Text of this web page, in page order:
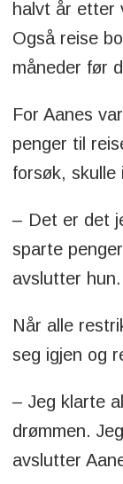
halvt år etter
Også reise
måneder før
For Aanes
penger til
forsøk, skulle
– Det er det
sparte
avslutter hun.
Når alle
seg igjen og
– Jeg klarte
drømmen.
avslutter